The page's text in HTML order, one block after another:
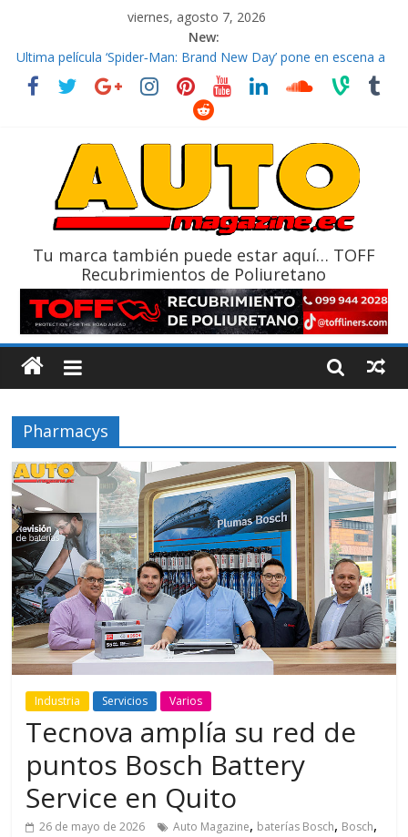
viernes, agosto 7, 2026
New:
El costo de tener un vehículo gana protagonismo a la hora de
decidir
Ultima película ‘Spider‑Man: Brand New Day’ pone en escena a
La Vuelta al Ecuador 2026, edición 47ª, recorre 7 provincias en 8
La FEDAK recibe 12 Sinotruk Bolden para cubrir las rutas de La
Tu marca también puede estar aquí… TOFF
Recubrimientos de Poliuretano
Pharmacys
Industria Servicios Varios
Tecnova amplía su red de
puntos Bosch Battery
Service en Quito
26 de mayo de 2026 Auto Magazine, baterías Bosch, Bosch,